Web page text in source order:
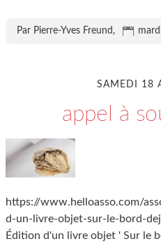
Par Pierre-Yves Freund,
SAMEDI 18
appel à
https://www.helloasso.com/
d-un-livre-objet-sur-le-bord-
Édition d'un livre objet ' Sur le